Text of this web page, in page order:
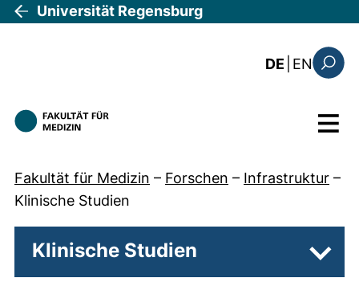
Direkt zum Inhalt
Universität Regensburg
DE EN: the
Menü
Fakultät für Medizin – Forschen – Infrastruktur –
Klinische Studien
Klinische Studien